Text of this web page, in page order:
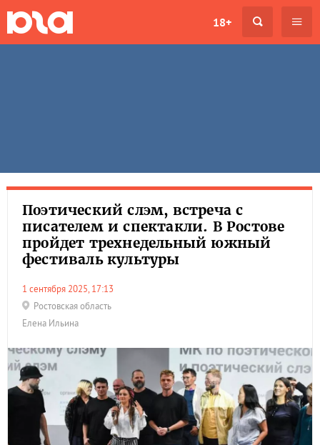
18+
Поэтический слэм, встреча с
писателем и спектакли. В Ростове
пройдет трехнедельный южный
фестиваль культуры
1 сентября 2025, 17:13
Ростовская область
Елена Ильина